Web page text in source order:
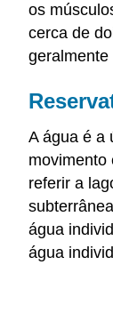
os
cerca de
geralmente
A água é a
movimento
referir a
água
água